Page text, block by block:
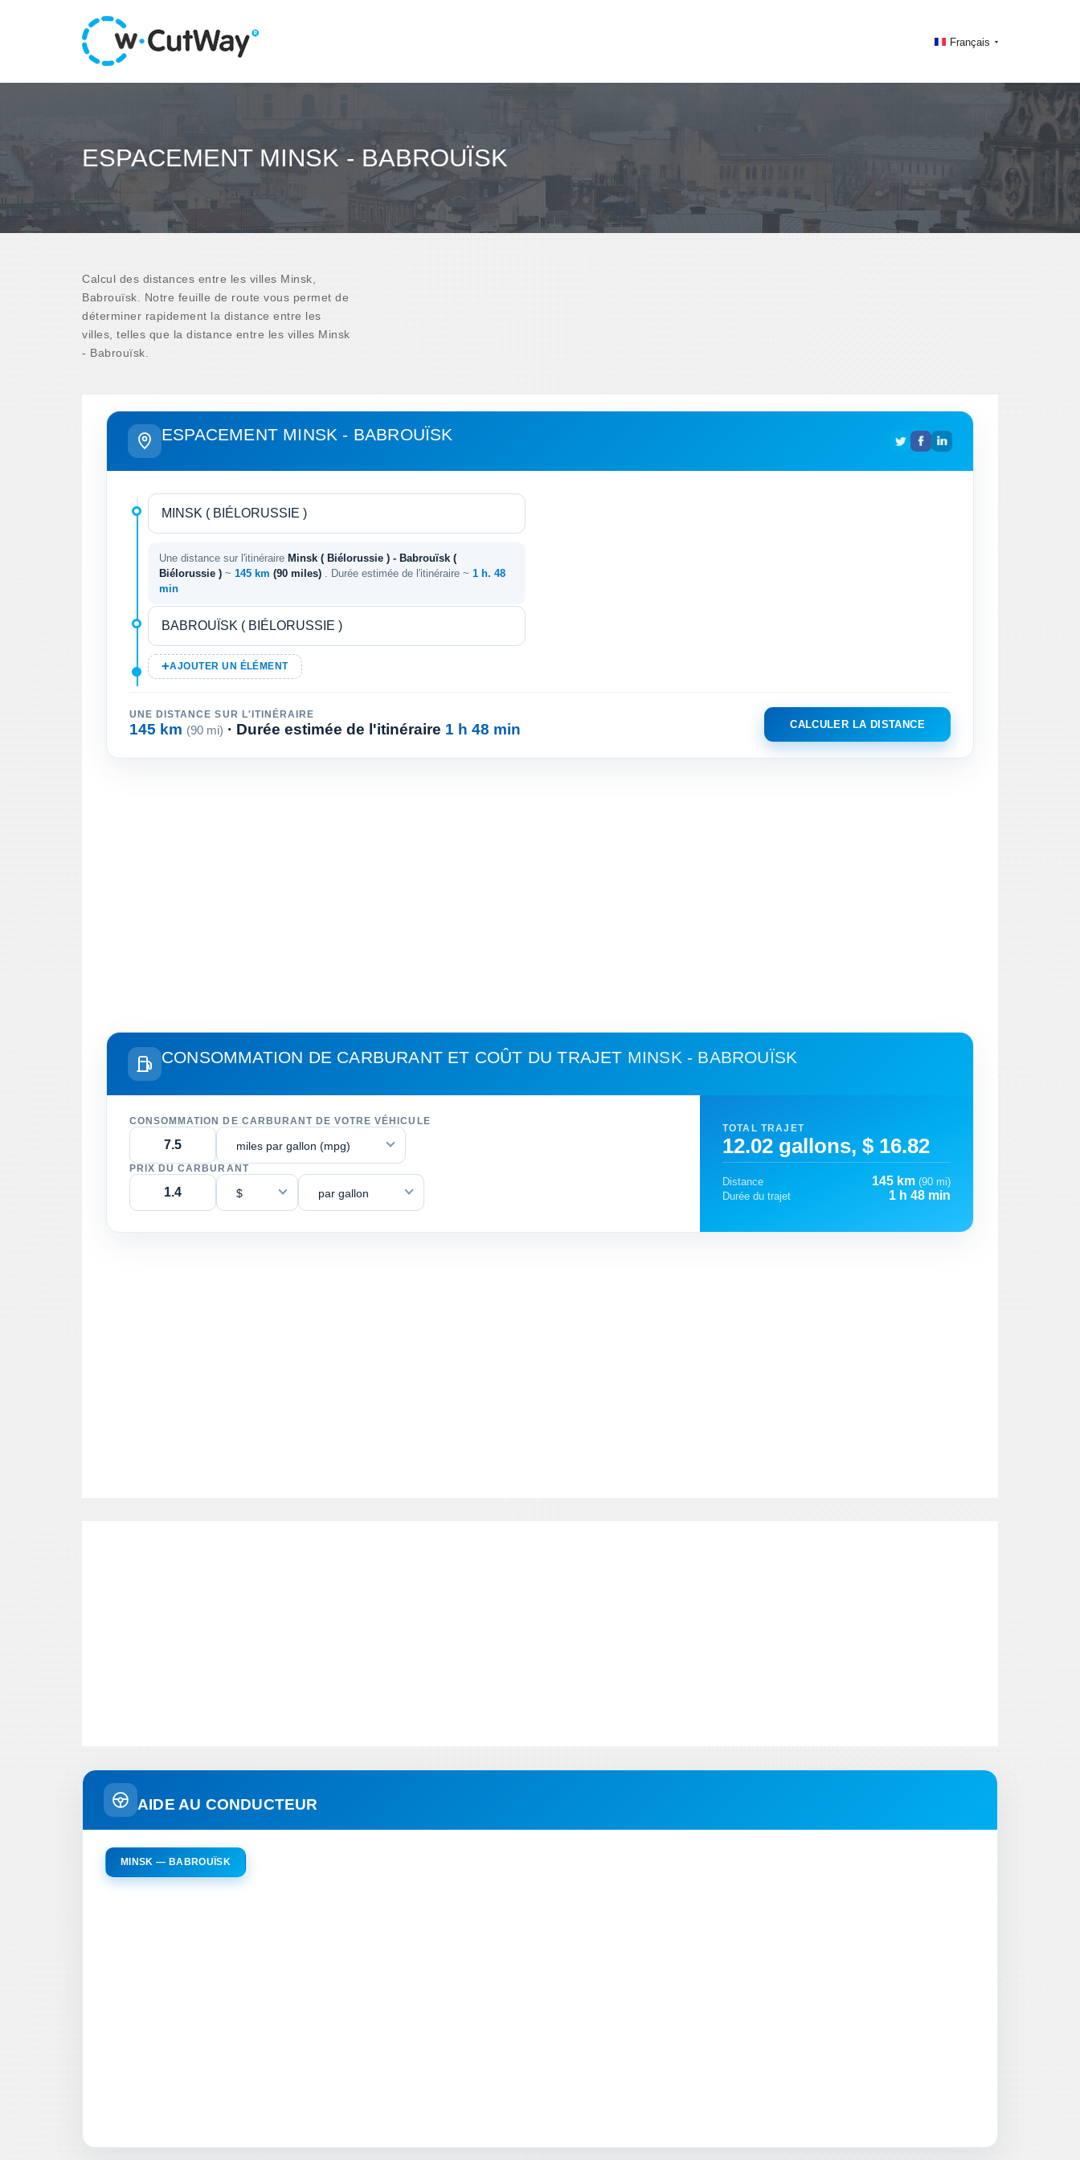
Français
ESPACEMENT MINSK - BABROUÏSK
Calcul des distances entre les villes Minsk,
Babrouïsk. Notre feuille de route vous permet de
déterminer rapidement la distance entre les
villes, telles que la distance entre les villes Minsk
- Babrouïsk.
ESPACEMENT MINSK - BABROUÏSK
Une distance sur l'itinéraire Minsk ( Biélorussie ) - Babrouïsk (
Biélorussie ) ~ 145 km (90 miles) . Durée estimée de l'itinéraire ~ 1 h. 48
min
AJOUTER UN ÉLÉMENT
UNE DISTANCE SUR L'ITINÉRAIRE
145 km (90 mi) · Durée estimée de l'itinéraire 1 h 48 min CALCULER LA DISTANCE
CONSOMMATION DE CARBURANT ET COÛT DU TRAJET MINSK - BABROUÏSK
CONSOMMATION DE CARBURANT DE VOTRE VÉHICULE
miles par gallon (mpg)
PRIX DU CARBURANT
$ par gallon
TOTAL TRAJET
12.02 gallons, $ 16.82
Distance 145 km (90 mi)
Durée du trajet
1 h 48 min
AIDE AU CONDUCTEUR
MINSK — BABROUÏSK